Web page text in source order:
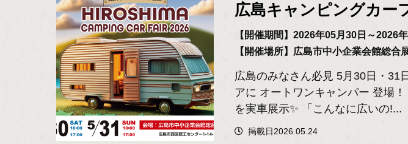
広島キャンピングカー
【開催期間】2026年05月30日～2026
【開催場所】広島市中小企業会館総合
広島のみなさん必見 5月30日・31
アに オートワンキャンパー 登場
を実車展示✨ 「こんなに広いの!...
掲載日2026.05.24